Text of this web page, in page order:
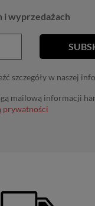
i wyprzedażach
szczegóły w naszej
mailową informacji
prywatności